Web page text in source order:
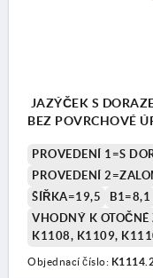
JAZÝČEK S
BEZ POVRCHOVÉ
PROVEDENÍ 1=S
PROVEDENÍ
ŠÍŘKA=19,5
B1=8,1
VHODNÝ K
K1108, K1109,
Objednací číslo: